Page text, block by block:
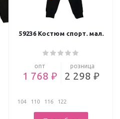
59236 Костюм спорт. мал.
опт
1 768 ₽
розница
2 298 ₽
104 110 116 122